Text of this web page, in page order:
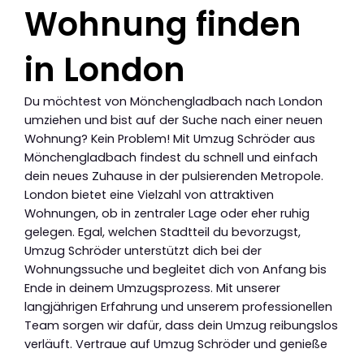
Wohnung finden
in London
Du möchtest von Mönchengladbach nach London
umziehen und bist auf der Suche nach einer neuen
Wohnung? Kein Problem! Mit Umzug Schröder aus
Mönchengladbach findest du schnell und einfach
dein neues Zuhause in der pulsierenden Metropole.
London bietet eine Vielzahl von attraktiven
Wohnungen, ob in zentraler Lage oder eher ruhig
gelegen. Egal, welchen Stadtteil du bevorzugst,
Umzug Schröder unterstützt dich bei der
Wohnungssuche und begleitet dich von Anfang bis
Ende in deinem Umzugsprozess. Mit unserer
langjährigen Erfahrung und unserem professionellen
Team sorgen wir dafür, dass dein Umzug reibungslos
verläuft. Vertraue auf Umzug Schröder und genieße